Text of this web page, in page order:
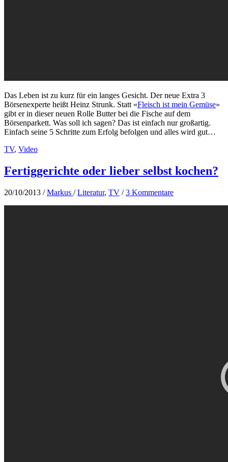
Das Leben ist zu kurz für ein langes Gesicht. Der neue Extra 3
Börsenexperte heißt Heinz Strunk. Statt «Fleisch ist mein Gemüse»
gibt er in dieser neuen Rolle Butter bei die Fische auf dem
Börsenparkett. Was soll ich sagen? Das ist einfach nur großartig.
Einfach seine 5 Schritte zum Erfolg befolgen und alles wird gut…
TV, Video
Fertiggerichte oder lieber selbst kochen?
20/10/2013 /Markus /Literatur, TV /3 Kommentare